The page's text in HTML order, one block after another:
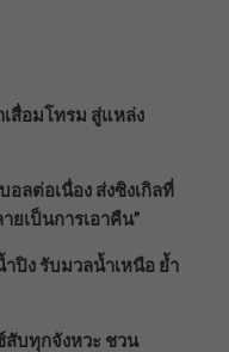
สื่อมโทรม สู่แหล่ง
ลต่อเนื่อง ส่งซิงเกิลที่
ยเป็นการเอาคืน”
ปิง รับมวลน้ำเหนือ ย้ำ
บทุกจังหวะ ชวน